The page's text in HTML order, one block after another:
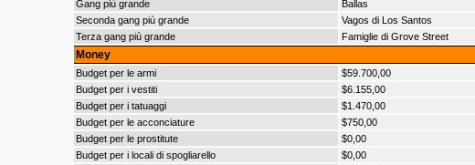
Gang più grande
Ballas
Seconda gang più grande
Vagos di Los Santos
Terza gang più grande
Famiglie di Grove Street
Money
Budget per le armi
$59.700,00
Budget per i vestiti
$6.155,00
Budget per i tatuaggi
$1.470,00
Budget per le acconciature
$750,00
Budget per le prostitute
$0,00
Budget per i locali di spogliarello
$0,00